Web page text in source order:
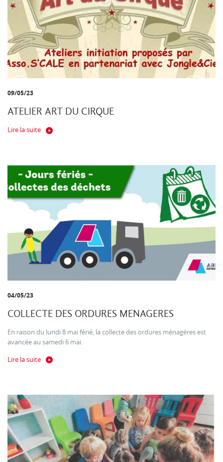
09/05/23
ATELIER ART DU CIRQUE
Lire la suite
04/05/23
COLLECTE DES ORDURES MENAGERES
En raison du lundi 8 mai férié, la collecte des ordures ménagères est
avancée au samedi 6 mai.
Lire la suite